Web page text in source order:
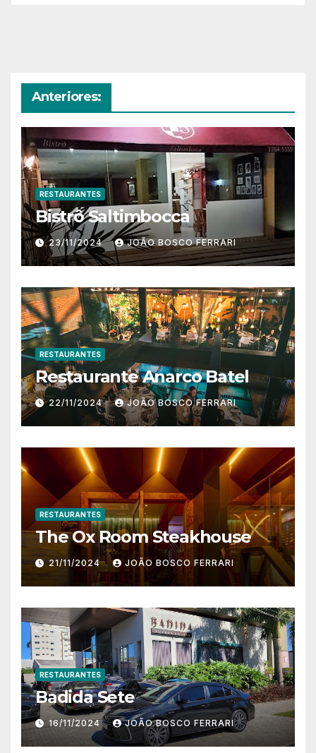
Anteriores:
RESTAURANTES
Bistrô Saltimbocca
23/11/2024 JOÃO BOSCO FERRARI
RESTAURANTES
Restaurante Anarco Batel
22/11/2024 JOÃO BOSCO FERRARI
RESTAURANTES
The Ox Room Steakhouse
21/11/2024 JOÃO BOSCO FERRARI
RESTAURANTES
Badida Sete
16/11/2024 JOÃO BOSCO FERRARI